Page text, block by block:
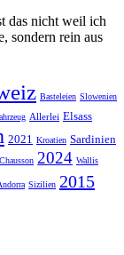
das nicht weil ich
sondern rein aus
Basteleien Slowenien
Allerlei Elsass
2021 Kroatien Sardinien
Chausson 2024 Wallis
Sizilien 2015